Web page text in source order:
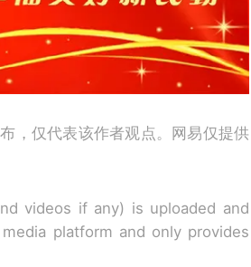
，仅代表该作者观点。网易仅提供
videos if any) is uploaded and
platform and only provides